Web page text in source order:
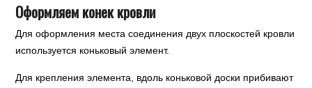
Оформляем конек кровли
Для оформления места соединения двух плоскостей кровли
используется коньковый элемент.
Для крепления элемента, вдоль коньковой доски прибивают